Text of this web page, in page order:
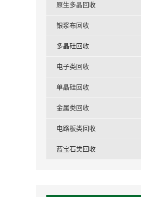
原生多晶回收
银浆布回收
多晶硅回收
电子类回收
单晶硅回收
金属类回收
电路板类回收
蓝宝石类回收